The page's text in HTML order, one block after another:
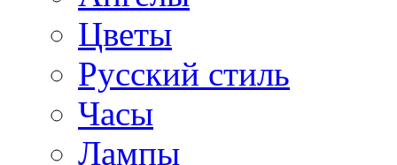
Цветы
Русский стиль
Часы
Лампы